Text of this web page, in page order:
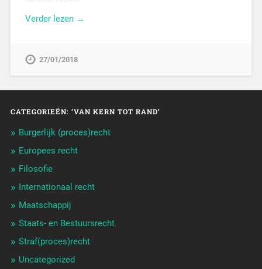
Verder lezen →
27/01/2018
CATEGORIEËN: ‘VAN KERN TOT RAND’
Burgerlijk (proces)recht
Europees recht
Filosofie
Internationaal recht
Maatschappij
Staats- en Bestuursrecht
Straf(proces)recht
Uncategorized